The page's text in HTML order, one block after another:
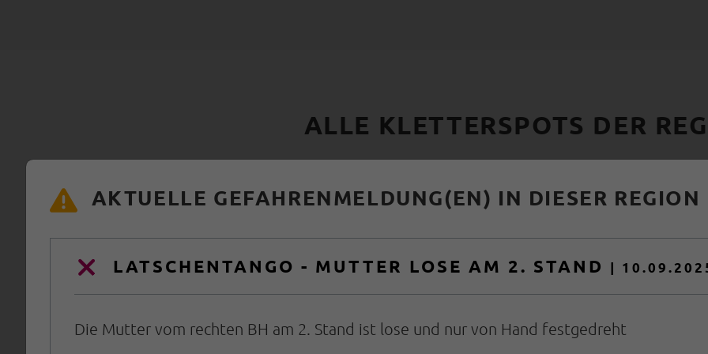
AKTUELLE GEFAHRENMELDUNG(EN) IN DIESER REGION
LATSCHENTANGO - MUTTER LOSE AM 2. STAND |
Die Mutter vom rechten BH am 2. Stand ist lose und nur von Hand festgedreht
ALLE KLETTERSPOTS DER
SPORTKLETTERN
KLETTERSTEIG